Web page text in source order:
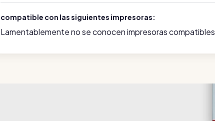
compatible con las siguientes impresoras:
Lamentablemente no se conocen impresoras compatibles